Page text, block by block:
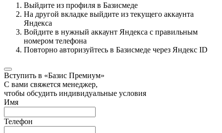
Выйдите из профиля в Базисмеде
На другой вкладке выйдите из текущего аккаунта
Яндекса
Войдите в нужный аккаунт Яндекса с правильным
номером телефона
Повторно авторизуйтесь в Базисмеде через Яндекс ID
Вступить в «Базис Премиум»
С вами свяжется менеджер,
чтобы обсудить индивидуальные условия
Имя
Телефон